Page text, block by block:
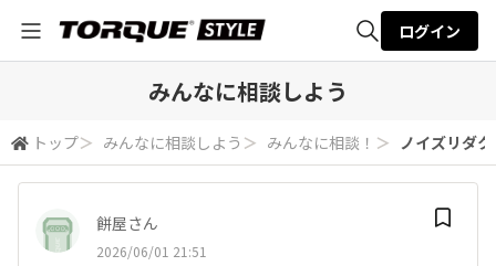
検索
ログイン
みんなに相談しよう
トップ＞ みんなに相談しよう ＞ みんなに相談！ ＞ ノイズリダ
餅屋さん
2026/06/01 21:51